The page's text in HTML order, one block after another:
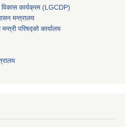
विकास कार्यक्रम (LGCDP)
मन्त्रालय
परिषद्को कार्यालय